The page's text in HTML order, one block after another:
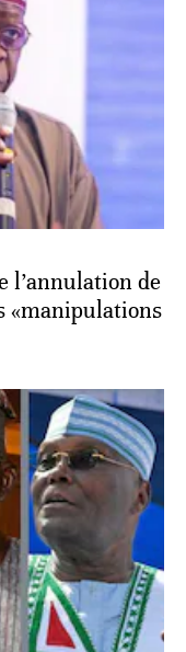
l’annulation de
«manipulations